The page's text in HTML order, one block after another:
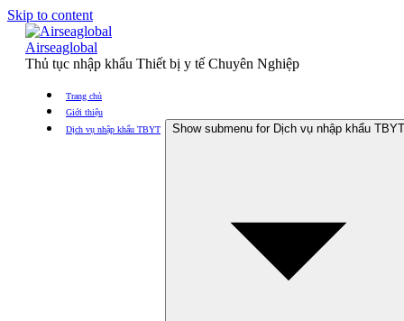
Skip to content
Airseaglobal
Thủ tục nhập khẩu Thiết bị y tế Chuyên Nghiệp
Trang chủ
Giới thiệu
Dịch vụ nhập khẩu TBYT
Show submenu for Dịch vụ nhập khẩu TBYT